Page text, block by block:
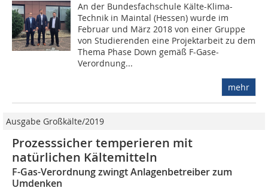
An der Bundesfachschule Kälte-Klima-
Technik in Maintal (Hessen) wurde im
Februar und März 2018 von einer Gruppe
von Studierenden eine Projektarbeit zu dem
Thema Phase Down gemäß F-Gase-
Verordnung...
mehr
Ausgabe Großkälte/2019
Prozesssicher temperieren mit
natürlichen Kältemitteln
F-Gas-Verordnung zwingt Anlagenbetreiber zum
Umdenken